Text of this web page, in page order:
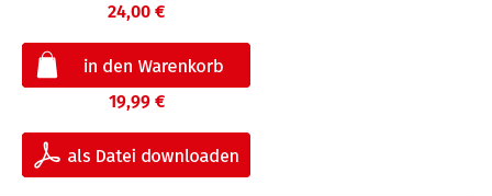
24,00 €
19,99 €